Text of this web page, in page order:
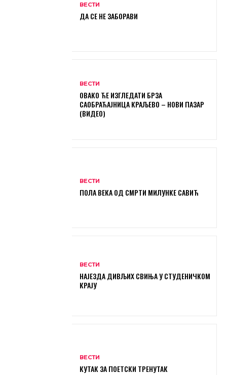
ВЕСТИ
ДА СЕ НЕ ЗАБОРАВИ
ВЕСТИ
ОВАКО ЋЕ ИЗГЛЕДАТИ БРЗА
САОБРАЋАЈНИЦА КРАЉЕВО – НОВИ ПАЗАР
(ВИДЕО)
ВЕСТИ
ПОЛА ВЕКА ОД СМРТИ МИЛУНКЕ САВИЋ
ВЕСТИ
НАЈЕЗДА ДИВЉИХ СВИЊА У СТУДЕНИЧКОМ
КРАЈУ
ВЕСТИ
КУТАК ЗА ПОЕТСКИ ТРЕНУТАК